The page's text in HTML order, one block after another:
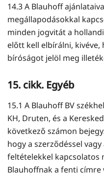
14.3 A Blauhoff
megállapodásokkal
minden jogvitát a
előtt kell elbírálni,
bíróságot jelöl meg
15. cikk. Egyéb
15.1 A Blauhoff BV
KH, Druten, és a
következő számon
hogy a szerződéssel
feltételekkel kapcsolatos
Blauhoffnak a fenti